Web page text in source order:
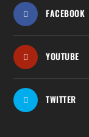
FACEBOOK
YOUTUBE
TWITTER